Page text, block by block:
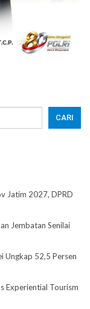
CARI
Jatim 2027, DPRD
Jembatan Senilai
Ungkap 52,5 Persen
Experiential Tourism